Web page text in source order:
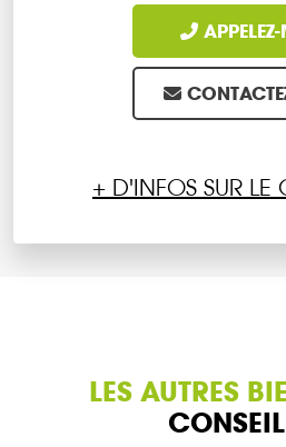
+ D'INFOS SUR LE
LES AUTRES